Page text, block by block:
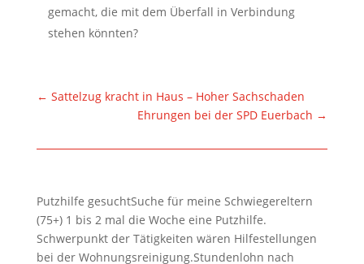
gemacht, die mit dem Überfall in Verbindung
stehen könnten?
← Sattelzug kracht in Haus – Hoher Sachschaden
Ehrungen bei der SPD Euerbach →
Putzhilfe gesuchtSuche für meine Schwiegereltern
(75+) 1 bis 2 mal die Woche eine Putzhilfe.
Schwerpunkt der Tätigkeiten wären Hilfestellungen
bei der Wohnungsreinigung.Stundenlohn nach